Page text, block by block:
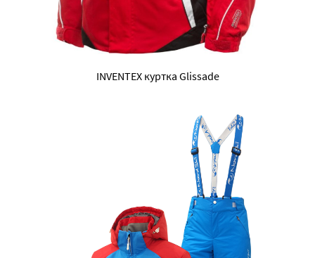
INVENTEX куртка Glissade